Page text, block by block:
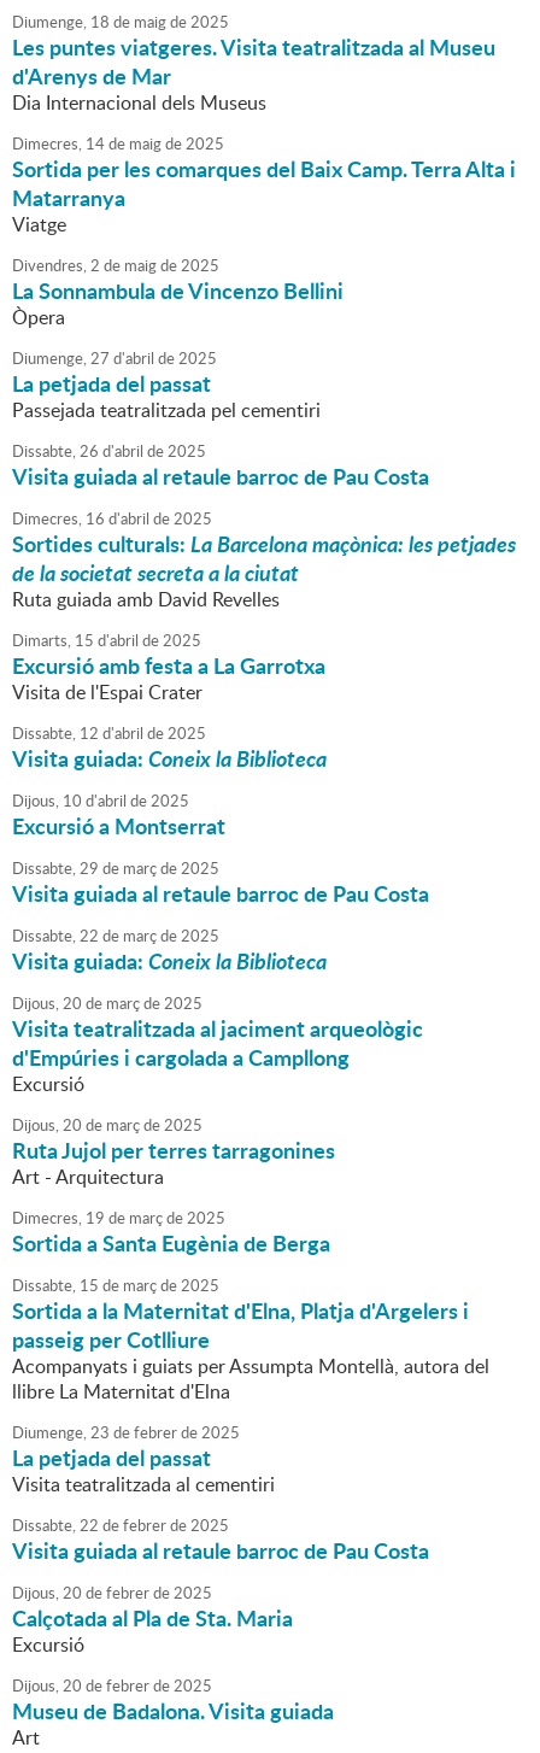
Diumenge, 18 de maigde2025
Les puntes viatgeres. Visita teatralitzada al Museu
d'Arenys de Mar
Dia Internacional dels Museus
Dimecres, 14de maigde2025
Sortida per les comarques del Baix Camp. Terra Alta i
Matarranya
Viatge
Divendres,2 de maigde2025
La Sonnambula de Vincenzo Bellini
Òpera
Diumenge,27 d'abril de2025
La petjada del passat
Passejada teatralitzada pel cementiri
Dissabte,26 d'abril de2025
Visita guiada al retaule barroc de Pau Costa
Dimecres, 16 d'abril de2025
Sortides culturals:La Barcelona maçònica: les petjades
de la societat secreta a la ciutat
Ruta guiada amb David Revelles
Dimarts, 15 d'abril de2025
Excursió amb festa a La Garrotxa
Visita de l'Espai Crater
Dissabte, 12 d'abril de2025
Visita guiada:Coneix la Biblioteca
Dijous, 10 d'abril de2025
Excursió a Montserrat
Dissabte,29 de marçde2025
Visita guiada al retaule barroc de Pau Costa
Dissabte,22 de marçde2025
Visita guiada:Coneix la Biblioteca
Dijous,20 de marçde2025
Visita teatralitzada al jaciment arqueològic
d'Empúries i cargolada a Campllong
Excursió
Dijous,20 de marçde2025
Ruta Jujol per terres tarragonines
Art - Arquitectura
Dimecres, 19 de marçde2025
Sortida a Santa Eugènia de Berga
Dissabte, 15 de marçde2025
Sortida a la Maternitat d'Elna, Platja d'Argelers i
passeig per Cotlliure
Acompanyats i guiats per Assumpta Montellà, autora del
llibre La Maternitat d'Elna
Diumenge,23 defebrerde2025
La petjada del passat
Visita teatralitzada al cementiri
Dissabte,22 defebrerde2025
Visita guiada al retaule barroc de Pau Costa
Dijous,20 defebrerde2025
Calçotada al Pla de Sta. Maria
Excursió
Dijous,20 defebrerde2025
Museu de Badalona. Visita guiada
Art